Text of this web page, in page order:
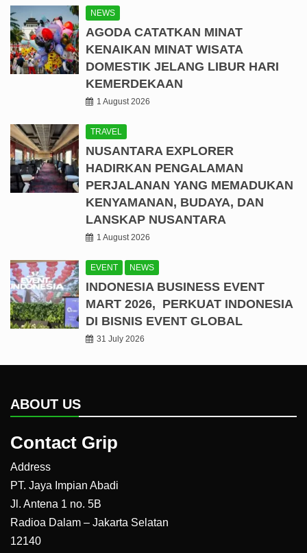
NEWS
AGODA CATATKAN MINAT
KENAIKAN MINAT WISATA
DOMESTIK JELANG LIBUR HARI
KEMERDEKAAN
1 August 2026
TRAVEL
NUSANTARA EXPLORER
HADIRKAN PENGALAMAN
PERJALANAN YANG MEMADUKAN
KENYAMANAN, BUDAYA, DAN
LANSKAP NUSANTARA
1 August 2026
EVENT NEWS
INDONESIA BUSINESS EVENT
MART 2026, PERKUAT INDONESIA
DI BISNIS EVENT GLOBAL
31 July 2026
ABOUT US
Contact Grip
Address
PT. Jaya Impian Abadi
Jl. Antena 1 no. 5B
Radioa Dalam – Jakarta Selatan
12140